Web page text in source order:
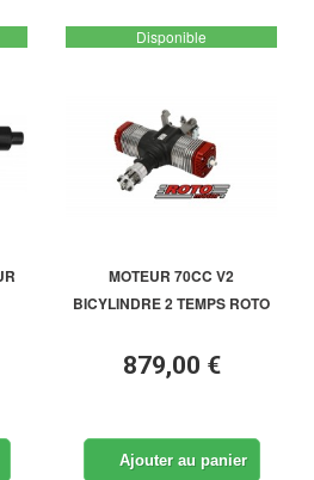
Disponible
MOTEUR 70CC V2
BICYLINDRE 2 TEMPS ROTO
879,00 €
Ajouter au panier